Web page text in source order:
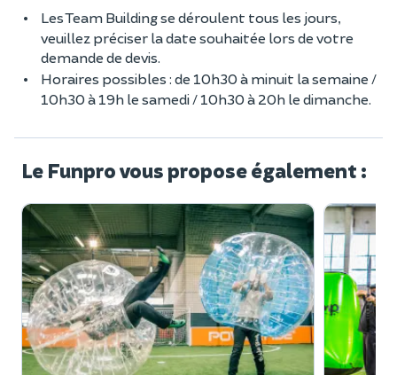
Les Team Building se déroulent tous les jours,
veuillez préciser la date souhaitée lors de votre
demande de devis.
Horaires possibles : de 10h30 à minuit la semaine /
10h30 à 19h le samedi / 10h30 à 20h le dimanche.
Le Funpro vous propose également :